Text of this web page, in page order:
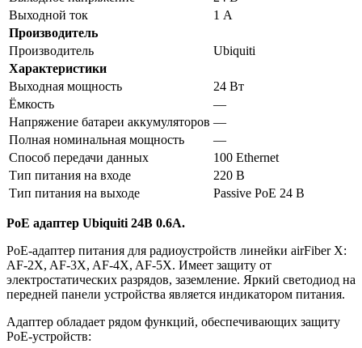
Выходной ток
1 А
Производитель
Производитель
Ubiquiti
Характеристики
Выходная мощность
24 Вт
Ёмкость
—
Напряжение батареи аккумуляторов —
Полная номинальная мощность
—
Способ передачи данных
100 Ethernet
Тип питания на входе
220 В
Тип питания на выходе
Passive PoE 24 В
PoE адаптер Ubiquiti 24В 0.6А.
PoE-адаптер питания для радиоустройств линейки airFiber X:
AF-2X, AF-3X, AF-4X, AF-5X. Имеет защиту от
электростатических разрядов, заземление. Яркий светодиод на
передней панели устройства является индикатором питания.
Адаптер обладает рядом функций, обеспечивающих защиту
PoE-устройств: